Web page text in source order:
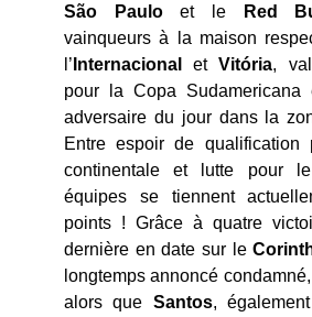
São Pauloet le Red
vainqueurs à la maison
l’ Internacional etVitória,
pour la Copa Sudamericana
adversaire du jour dans la
Entre espoir de qualification
continentale et lutte pour
équipes se tiennent
points ! Grâce à quatre
dernière en date sur le
longtemps annoncé
alors que Santos,